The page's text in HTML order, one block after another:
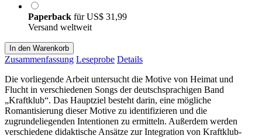
Paperback fürUS$ 31,99
Versand weltweit
In den Warenkorb
Zusammenfassung Leseprobe Details
Die vorliegende Arbeit untersucht die Motive von Heimat und
Flucht in verschiedenen Songs der deutschsprachigen Band
„Kraftklub“. Das Hauptziel besteht darin, eine mögliche
Romantisierung dieser Motive zu identifizieren und die
zugrundeliegenden Intentionen zu ermitteln. Außerdem werden
verschiedene didaktische Ansätze zur Integration von Kraftklub-